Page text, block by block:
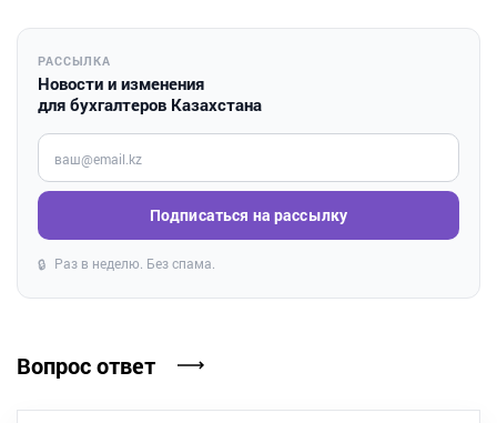
РАССЫЛКА
Новости и изменения
для бухгалтеров Казахстана
Введите ваш e-mail
Подписаться на рассылку
🔒 Раз в неделю. Без спама.
Вопрос ответ